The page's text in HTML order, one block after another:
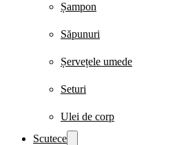
Șampon
Săpunuri
Șervețele umede
Seturi
Ulei de corp
Scutece